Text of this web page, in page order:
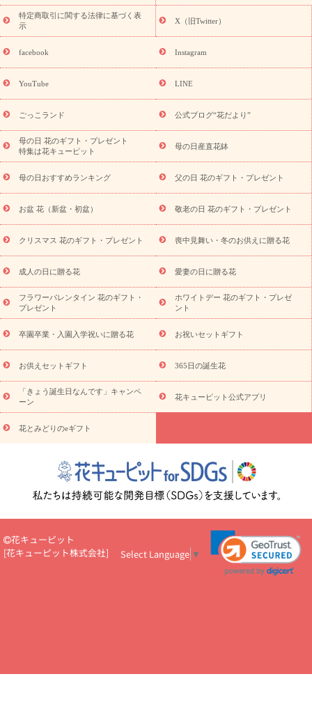
ペーン
「きょう誕生日なんです」キャンペーン
探す
誕生日フラワーギフト 誕生日フラワーギフト特集
誕生
日フラワーギフト商品一覧
ユリ トルコキキョウ
誕生花(トルコキキョウ)
9月の誕生花(リンドウ)
誕生日セット
ギフト
「きょう誕生日なんです」キャンペーン
用途から探す お祝いの花特集 当日配達特急便
お祝い商品
一覧
お祝い 新築・引っ越し祝い
結婚記念日
結婚祝い 出産祝い 退院祝い・快気祝い
還暦
祝い・長寿祝い
プチギフト ペットのお祝いフラワー
元・暑中見舞い
敬老の日
お供え
お供え・お悔やみ商品一覧 お供え・お悔やみの花
十九日法要以降に贈る花
通夜・葬儀に贈る花
お供え お花とセッ
お盆（新盆・初盆）
お祝い返し お見舞い
お取り
寄せギフト
ビジネス用 ご自宅用 観葉植物
ミディ胡蝶蘭
プリザーブドフラワー
スタイルから探す
アレンジメント
花束
スタンド花 お祝い お供え・お悔やみ 胡蝶蘭
胡蝶
蘭・花鉢
ミディ胡蝶蘭・お祝い ミディ胡蝶蘭・お供え
の青色胡蝶蘭
観葉植物 観葉植物 産直多肉植物
プリザーブ
ドフラワー
お祝い お供え・お悔やみ 花とセットギフト
ミオーダー
プチギフト（hanamore -ハナモア-）
花とみどりの
eギフト
花キューピットのeGfit カラー ピンク
レンジ
レッド お花の種類 バラ ユリ トルコキキョウ
予
算から探す
お祝い お祝い・3000円～ お祝い・
お祝い・5000円～ お祝い・7000円～ お祝い・10000円～
お供え・お悔やみ
お供え・お悔やみ・3000円～
お供え・お
悔やみ・5000円～ お供え・お悔やみ・7000円～
お供え・お悔
やみ・10000円～
365日の誕生花カレンダー
開店・開業祝
お祝いを贈るときのマナー・
花キューピットのお祝いコラム一覧
誕生日のお花を「色
彩心理学」で選ぶ方法
結婚祝いの予算相場
出産祝いお役立ち情
転職祝いのマナー基礎知識
ペットのお祝いワンポイントアド
バイス
スタンド花（フラスタ）のマナー
お見舞いのマナーとル
お祝い花のマナー総まとめ
場上司や先輩へ贈るお祝い花の正解は？
開店祝いの花 選び方ガイ
ド（早見表あり）
花キューピットのお供え・
プロ直伝10のテクニック
花美人5人の「花のある暮らし」
美
特定商取引に関する法律に基づく表
示
X（旧Twitter）
facebook Instagram
YouTube LINE
ごっこランド 公式ブログ“花だより”
母の日 花のギフト・プレゼント
特集は花キューピット
母の日産直花鉢
母の日おすすめランキング 父の日 花のギフト・プレゼント
お盆 花（新盆・初盆） 敬老の日 花のギフト・プレゼント
クリスマス 花のギフト・プレゼント 喪中見舞い・冬のお供えに贈る花
成人の日に贈る花 愛妻の日に贈る花
フラワーバレンタイン 花のギフト・
プレゼント
ホワイトデー 花のギフト・プレゼ
ント
卒園卒業・入園入学祝いに贈る花 お祝いセットギフト
お供えセットギフト 365日の誕生花
「きょう誕生日なんです」キャンペ
ーン
花キューピット公式アプリ
花とみどりのeギフト
花キューピット
[花キューピット株式会社] Select Language ▼